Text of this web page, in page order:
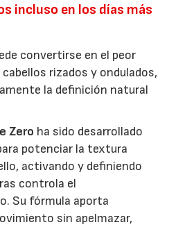
incluso en los días más
convertirse en el peor
rizados y ondulados,
la definición natural
Zero ha sido desarrollado
potenciar la textura
activando y definiendo
controla el
Su fórmula aporta
sin apelmazar,